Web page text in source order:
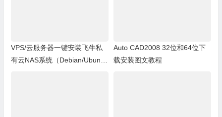
VPS/云服务器一键安装飞牛私
有云NAS系统（Debian/Ubuntu
Auto CAD2008 32位和64位下
载安装图文教程